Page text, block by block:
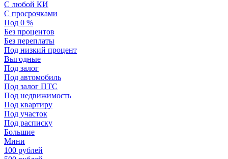
С любой КИ
С просрочками
Под 0 %
Без процентов
Без переплаты
Под низкий процент
Выгодные
Под залог
Под автомобиль
Под залог ПТС
Под недвижимость
Под квартиру
Под участок
Под расписку
Большие
Мини
100 рублей